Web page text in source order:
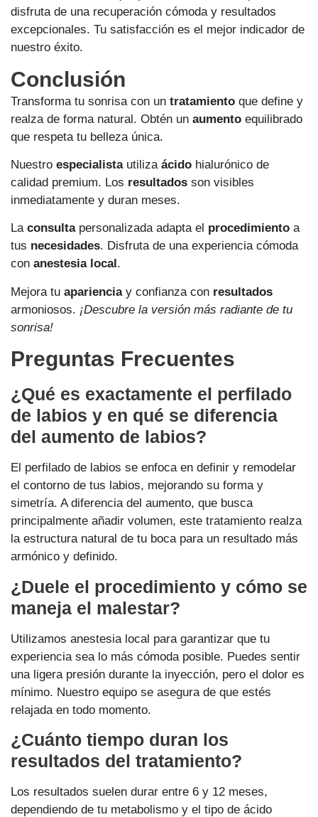
disfruta de una recuperación cómoda y resultados
excepcionales. Tu satisfacción es el mejor indicador de
nuestro éxito.
Conclusión
Transforma tu sonrisa con un tratamiento que define y
realza de forma natural. Obtén un aumento equilibrado
que respeta tu belleza única.
Nuestro especialistautiliza ácido hialurónico de
calidad premium. Los resultados son visibles
inmediatamente y duran meses.
La consultapersonalizada adapta el procedimiento a
tus necesidades. Disfruta de una experiencia cómoda
con anestesia local .
Mejora tu aparienciay confianza con resultados
armoniosos. ¡Descubre la versión más radiante de tu
sonrisa!
Preguntas Frecuentes
¿Qué es exactamente el perfilado
de labios y en qué se diferencia
del aumento de labios?
El perfilado de labios se enfoca en definir y remodelar
el contorno de tus labios, mejorando su forma y
simetría. A diferencia del aumento, que busca
principalmente añadir volumen, este tratamiento realza
la estructura natural de tu boca para un resultado más
armónico y definido.
¿Duele el procedimiento y cómo se
maneja el malestar?
Utilizamos anestesia local para garantizar que tu
experiencia sea lo más cómoda posible. Puedes sentir
una ligera presión durante la inyección, pero el dolor es
mínimo. Nuestro equipo se asegura de que estés
relajada en todo momento.
¿Cuánto tiempo duran los
resultados del tratamiento?
Los resultados suelen durar entre 6 y 12 meses,
dependiendo de tu metabolismo y el tipo de ácido